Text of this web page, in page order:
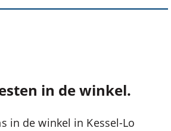
in de winkel.
in de winkel in Kessel-Lo